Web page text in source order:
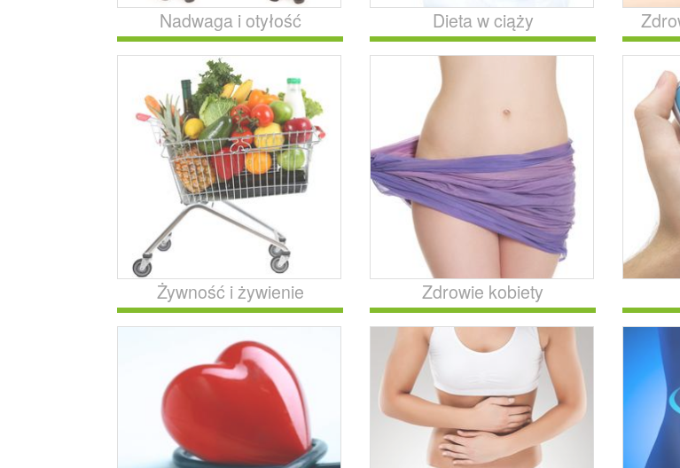
Nadwaga i otyłość Dieta w ciąży
Żywność i żywienie Zdrowie kobiety